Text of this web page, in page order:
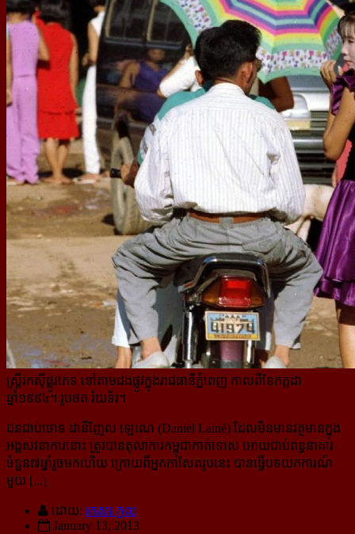
ស្ត្រីរកស៊ីផ្លូវភេទ នៅតាមដងផ្លូវក្នុងរាជធានីភ្នំពេញ កាលពីខែកក្កដា
ឆ្នាំ១៩៩៤។ រូបថត រ៉យទ័រ។
ជនជាប់ចោទ ដានីញែល ឡេណេ (Daniel Lainé) ដែលមិនមានវត្ថមានក្នុង
អង្គសវនាការនោះ ត្រូវបានតុលាការ​កម្ពុជា​កាត់ទោស អោយជាប់ពន្ធនាគារ
ចំនួន៧ឆ្នាំរួចមកហើយ ក្រោយពីអ្នកកាសែតរូបនេះ បានធ្វើបទយក​ការណ៍​
មួយ [...]
ដោយ: កេសរ កូល
January 13, 2013